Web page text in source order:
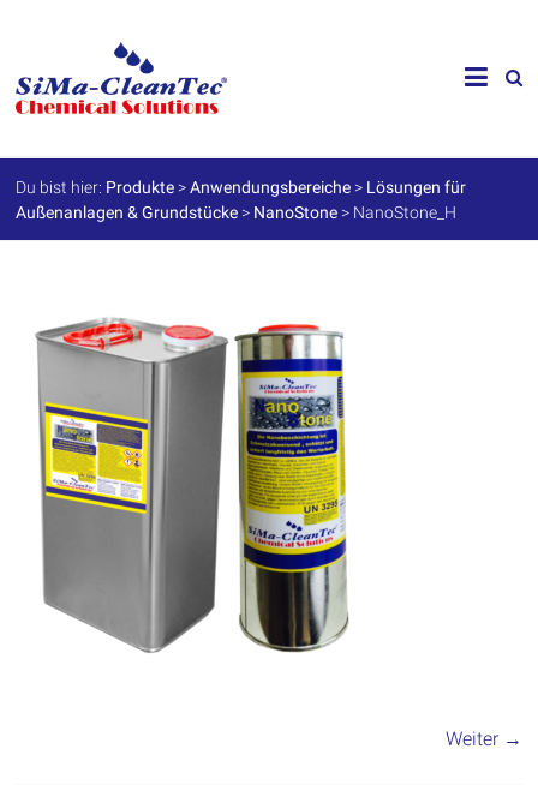
SiMa-
Cleantec
GmbH
Spezialprodukte
für
Du bist hier: Produkte >Anwendungsbereiche > Lösungen für
Außenanlagen & Grundstücke > NanoStone > NanoStone_H
Weiter →